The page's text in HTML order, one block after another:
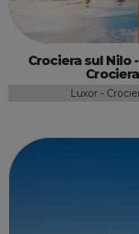
Crociera sul Nilo
Luxor -